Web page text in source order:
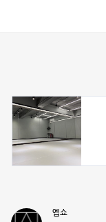
엡쇼